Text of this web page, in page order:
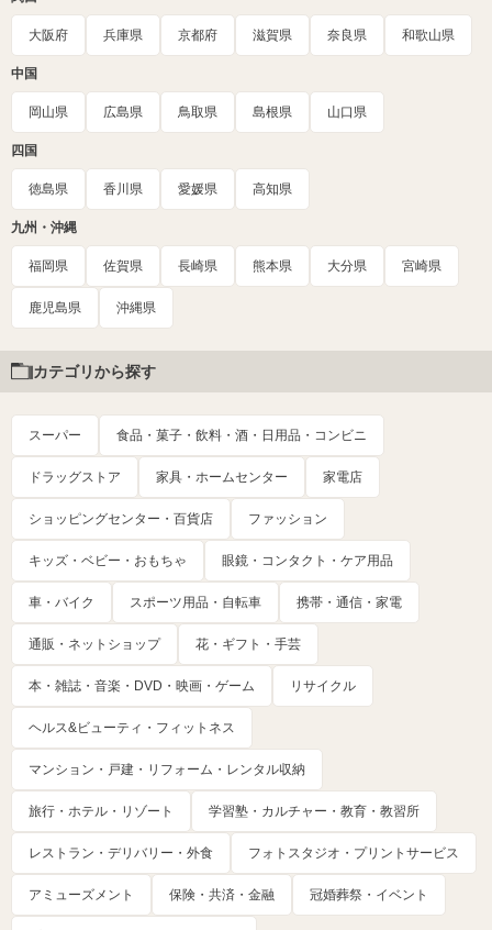
大阪府 兵庫県 京都府 滋賀県 奈良県 和歌山県
中国
岡山県 広島県 鳥取県 島根県 山口県
四国
徳島県 香川県 愛媛県 高知県
九州・沖縄
福岡県 佐賀県 長崎県 熊本県 大分県 宮崎県
鹿児島県 沖縄県
カテゴリから探す
スーパー 食品・菓子・飲料・酒・日用品・コンビニ
ドラッグストア 家具・ホームセンター 家電店
ショッピングセンター・百貨店 ファッション
キッズ・ベビー・おもちゃ 眼鏡・コンタクト・ケア用品
車・バイク スポーツ用品・自転車 携帯・通信・家電
通販・ネットショップ 花・ギフト・手芸
本・雑誌・音楽・DVD・映画・ゲーム リサイクル
ヘルス&ビューティ・フィットネス
マンション・戸建・リフォーム・レンタル収納
旅行・ホテル・リゾート 学習塾・カルチャー・教育・教習所
レストラン・デリバリー・外食 フォトスタジオ・プリントサービス
アミューズメント 保険・共済・金融 冠婚葬祭・イベント